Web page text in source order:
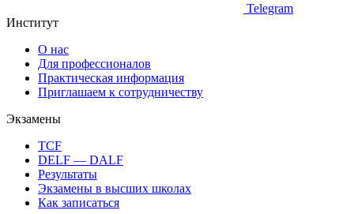
Telegram
Институт
О нас
Для профессионалов
Практическая информация
Приглашаем к сотрудничеству
Экзамены
TCF
DELF — DALF
Результаты
Экзамены в высших школах
Как записаться